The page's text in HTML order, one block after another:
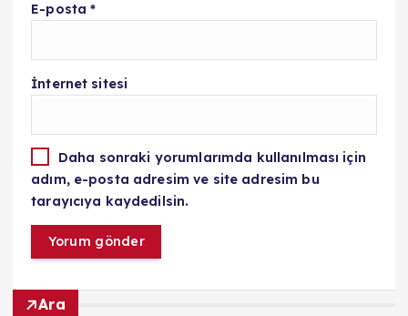
E-posta*
İnternet sitesi
Daha sonraki yorumlarımda kullanılması için
adım, e-posta adresim ve site adresim bu
tarayıcıya kaydedilsin.
Ara